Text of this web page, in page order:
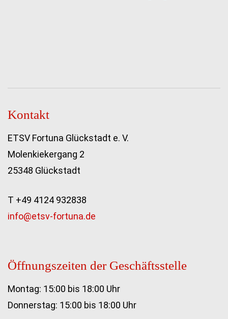
Kontakt
ETSV Fortuna Glückstadt e. V.
Molenkiekergang 2
25348 Glückstadt
T +49 4124 932838
info@etsv-fortuna.de
Öffnungszeiten der Geschäftsstelle
Montag: 15:00 bis 18:00 Uhr
Donnerstag: 15:00 bis 18:00 Uhr